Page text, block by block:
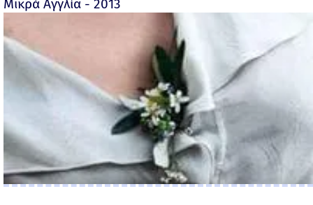
Μικρά Αγγλία - 2013